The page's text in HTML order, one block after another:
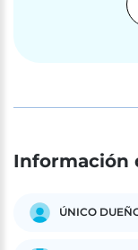
Información
ÚNICO